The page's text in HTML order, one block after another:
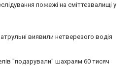
пожежі на сміттєзвалищі у
виявили нетверезого водія
"подарували" шахраям 60 тисяч